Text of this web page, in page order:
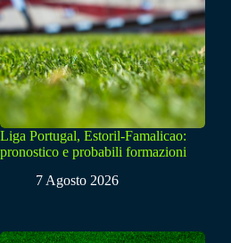
Liga Portugal, Estoril-Famalicao:
pronostico e probabili formazioni
7 Agosto 2026